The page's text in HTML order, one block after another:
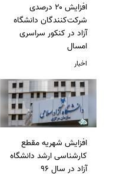
افزایش ۲۰ درصدی
شرکت‌کنندگان دانشگاه
آزاد در کنکور سراسری
امسال
اخبار
افزایش شهریه مقطع
کارشناسی ارشد دانشگاه
آزاد در سال 96